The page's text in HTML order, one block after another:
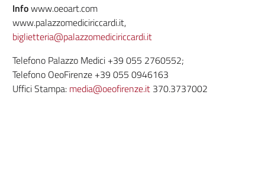
Infowww.oeoart.com
www.palazzomediciriccardi.it,
biglietteria@palazzomediciriccardi.it
Telefono Palazzo Medici +39 055 2760552;
Telefono OeoFirenze +39 055 0946163
Uffici Stampa: media@oeofirenze.it370.3737002